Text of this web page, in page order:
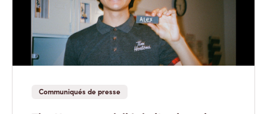
Communiqués de presse